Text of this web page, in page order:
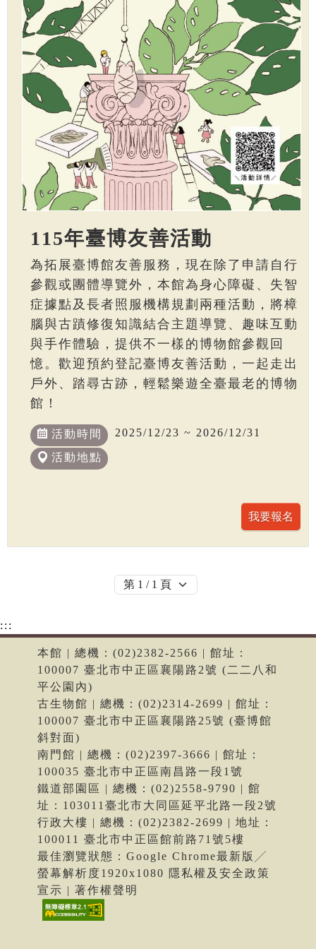
115年臺博友善活動
為拓展臺博館友善服務，現在除了申請自行
參觀或團體導覽外，本館為身心障礙、失智
症據點及長者照服機構規劃兩種活動，將樟
腦與古蹟修復知識結合主題導覽、趣味互動
與手作體驗，提供不一樣的博物館參觀回
憶。歡迎預約登記臺博友善活動，一起走出
戶外、踏尋古跡，輕鬆樂遊全臺最老的博物
館！
活動時間 2025/12/23 ~ 2026/12/31
活動地點
:::
本館 | 總機：(02)2382-2566 | 館址：
100007 臺北市中正區襄陽路2號 (二二八和
平公園內)
古生物館 | 總機：(02)2314-2699 | 館址：
100007 臺北市中正區襄陽路25號 (臺博館
斜對面)
南門館 | 總機：(02)2397-3666 | 館址：
100035 臺北市中正區南昌路一段1號
鐵道部園區 | 總機：(02)2558-9790 | 館
址：103011臺北市大同區延平北路一段2號
行政大樓 | 總機：(02)2382-2699 | 地址：
100011 臺北市中正區館前路71號5樓
最佳瀏覽狀態：Google Chrome最新版╱
螢幕解析度1920x1080 隱私權及安全政策
宣示 | 著作權聲明